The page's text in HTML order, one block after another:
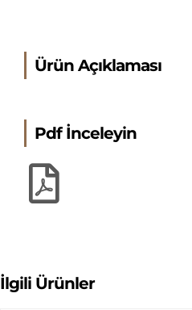
Ürün Açıklaması
Pdf İnceleyin
İlgili Ürünler